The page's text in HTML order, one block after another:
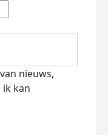
nieuws,
kan